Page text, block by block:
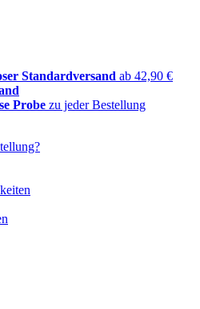
Standardversand ab 42,90 €
Probe zu jeder Bestellung